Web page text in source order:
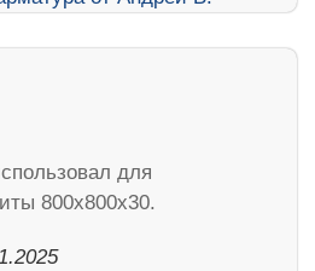
для
800х800х30.